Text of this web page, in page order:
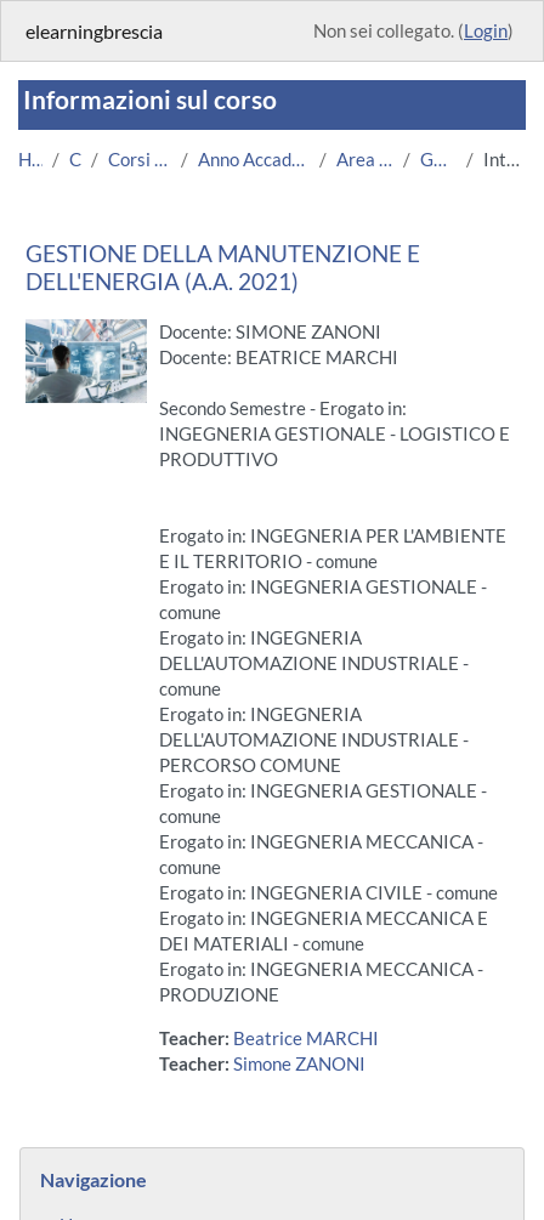
elearningbrescia Non sei collegato. (Login)
Informazioni sul corso
Home Corsi Corsi Istituzionali Anno Accademico 2021/2022 Area Ingegneria GME 2022 Introduzione
GESTIONE DELLA MANUTENZIONE E
DELL'ENERGIA (A.A. 2021)
Docente: SIMONE ZANONI
Docente: BEATRICE MARCHI
Secondo Semestre - Erogato in:
INGEGNERIA GESTIONALE - LOGISTICO E
PRODUTTIVO
Erogato in: INGEGNERIA PER L'AMBIENTE
E IL TERRITORIO - comune
Erogato in: INGEGNERIA GESTIONALE -
comune
Erogato in: INGEGNERIA
DELL'AUTOMAZIONE INDUSTRIALE -
comune
Erogato in: INGEGNERIA
DELL'AUTOMAZIONE INDUSTRIALE -
PERCORSO COMUNE
Erogato in: INGEGNERIA GESTIONALE -
comune
Erogato in: INGEGNERIA MECCANICA -
comune
Erogato in: INGEGNERIA CIVILE - comune
Erogato in: INGEGNERIA MECCANICA E
DEI MATERIALI - comune
Erogato in: INGEGNERIA MECCANICA -
PRODUZIONE
Teacher: Beatrice MARCHI
Teacher: Simone ZANONI
Blocchi
Navigazione